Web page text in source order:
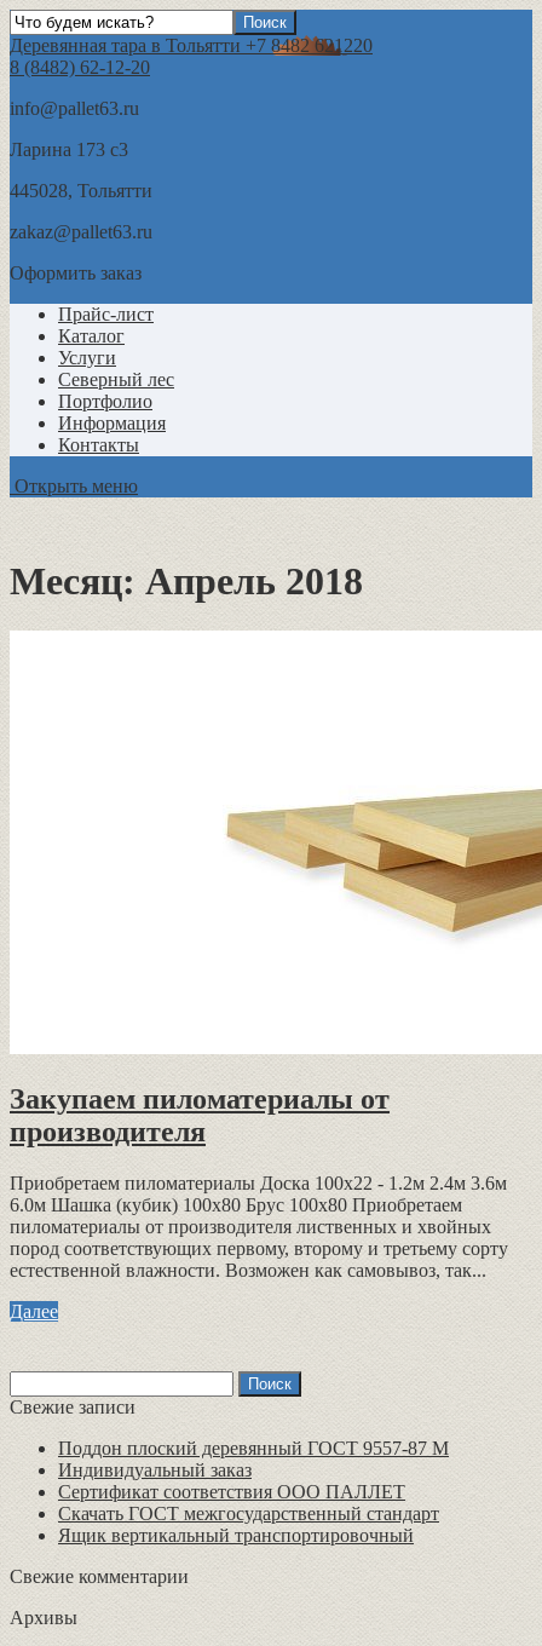
Деревянная тара в Тольятти +7 8482 621220
8 (8482) 62-12-20
info@pallet63.ru
Ларина 173 с3
445028, Тольятти
zakaz@pallet63.ru
Оформить заказ
Прайс-лист
Каталог
Услуги
Северный лес
Портфолио
Информация
Контакты
Открыть меню
Месяц: Апрель 2018
Закупаем пиломатериалы от
производителя
Приобретаем пиломатериалы Доска 100х22 - 1.2м 2.4м 3.6м
6.0м Шашка (кубик) 100х80 Брус 100х80 Приобретаем
пиломатериалы от производителя лиственных и хвойных
пород соответствующих первому, второму и третьему сорту
естественной влажности. Возможен как самовывоз, так...
Далее
Свежие записи
Поддон плоский деревянный ГОСТ 9557-87 М
Индивидуальный заказ
Сертификат соответствия ООО ПАЛЛЕТ
Скачать ГОСТ межгосударственный стандарт
Ящик вертикальный транспортировочный
Свежие комментарии
Архивы